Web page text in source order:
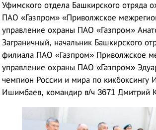
Уфимского отдела Башкирского отряда
ПАО «Газпром» «Приволжское
управление охраны ПАО «Газпром»
Заграничный, начальник Башкирского
филиала ПАО «Газпром» Приволжское
управление охраны ПАО «Газпром»
чемпион России и мира по кикбоксингу
Ишимбаев, командир в/ч 3671 Дмитрий